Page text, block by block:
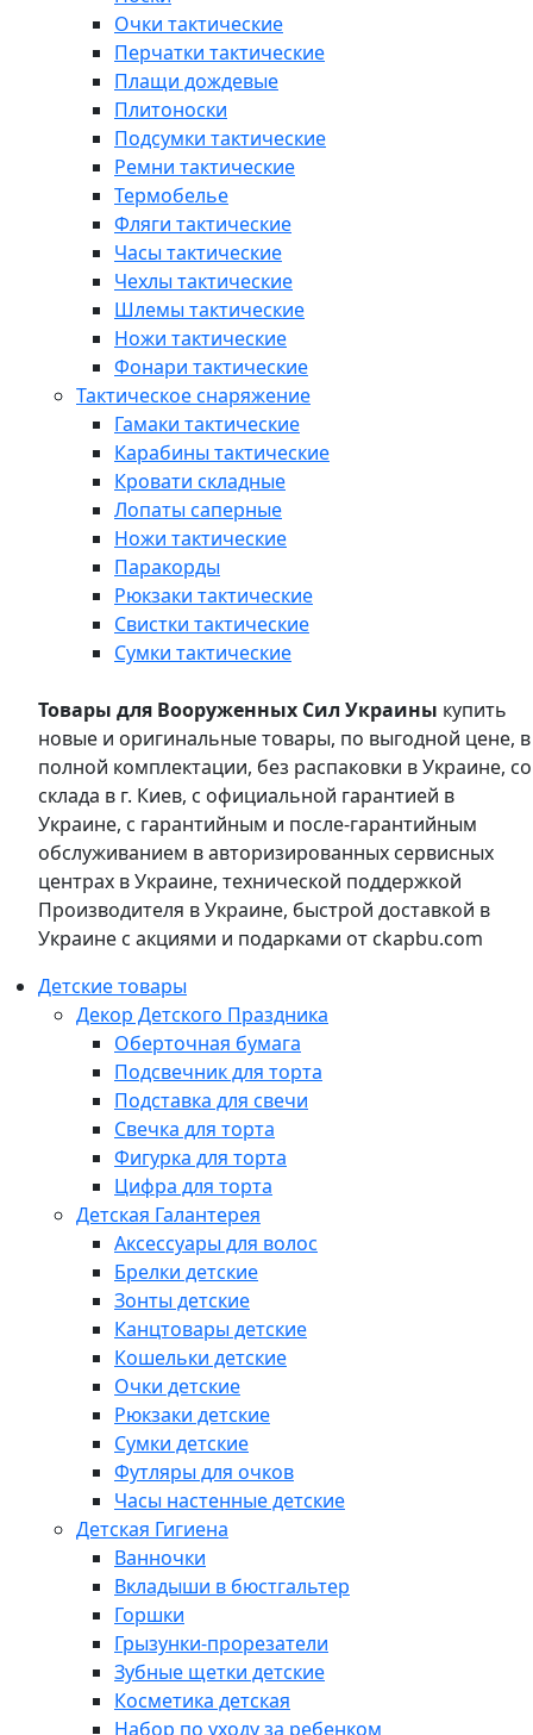
Очки тактические
Перчатки тактические
Плащи дождевые
Плитоноски
Подсумки тактические
Ремни тактические
Термобелье
Фляги тактические
Часы тактические
Чехлы тактические
Шлемы тактические
Ножи тактические
Фонари тактические
Тактическое снаряжение
Гамаки тактические
Карабины тактические
Кровати складные
Лопаты саперные
Ножи тактические
Паракорды
Рюкзаки тактические
Свистки тактические
Сумки тактические
Товары для Вооруженных Сил Украины купить
новые и оригинальные товары, по выгодной цене, в
полной комплектации, без распаковки в Украине, со
склада в г. Киев, с официальной гарантией в
Украине, с гарантийным и после-гарантийным
обслуживанием в авторизированных сервисных
центрах в Украине, технической поддержкой
Производителя в Украине, быстрой доставкой в
Украине с акциями и подарками от ckapbu.com
Детские товары
Декор Детского Праздника
Оберточная бумага
Подсвечник для торта
Подставка для свечи
Свечка для торта
Фигурка для торта
Цифра для торта
Детская Галантерея
Аксессуары для волос
Брелки детские
Зонты детские
Канцтовары детские
Кошельки детские
Очки детские
Рюкзаки детские
Сумки детские
Футляры для очков
Часы настенные детские
Детская Гигиена
Ванночки
Вкладыши в бюстгальтер
Горшки
Грызунки-прорезатели
Зубные щетки детские
Косметика детская
Набор по уходу за ребенком